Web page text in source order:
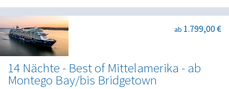
14 Nächte - Best of Mittelamerika - ab
Montego Bay/bis Bridgetown
ab 1.799,00 €